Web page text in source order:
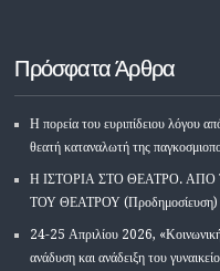
Πρόσφατα Άρθρα
Η πορεία του ευριπίδειου λόγου
θεατή καταναλωτή της
Η ΙΣΤΟΡΙΑ ΣΤΟ ΘΕΑΤΡΟ.
ΤΟΥ ΘΕΑΤΡΟΥ (Προδημοσίευση)
24-25 Απριλίου 2026,
ανάδυση και ανάδειξη του